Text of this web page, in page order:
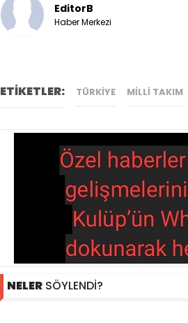
EditorB
Haber Merkezi
ETİKETLER: TÜRKIYE MILLI TAKIM
NELER SÖYLENDİ?